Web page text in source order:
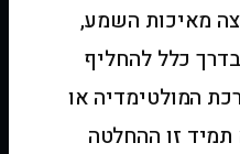
מאיכות השמע,
כלל להחליף
המולטימדיה או
זו ההחלטה